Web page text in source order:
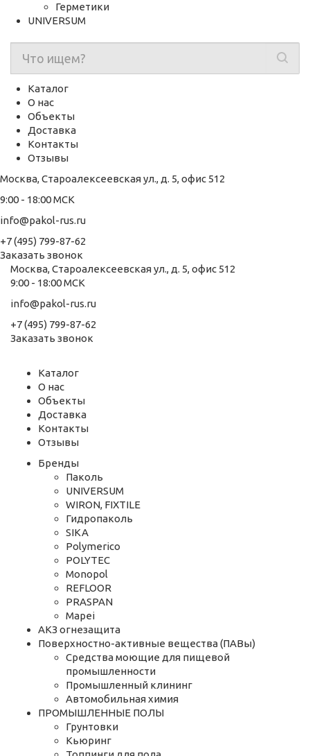
Герметики
UNIVERSUM
Каталог
О нас
Объекты
Доставка
Контакты
Отзывы
Москва, Староалексеевская ул., д. 5, офис 512
9:00 - 18:00 МСК
info@pakol-rus.ru
+7 (495) 799-87-62
Заказать звонок
Москва, Староалексеевская ул., д. 5, офис 512
9:00 - 18:00 МСК
info@pakol-rus.ru
+7 (495) 799-87-62
Заказать звонок
Каталог
О нас
Объекты
Доставка
Контакты
Отзывы
Бренды
Паколь
UNIVERSUM
WIRON, FIXTILE
Гидропаколь
SIKA
Polymerico
POLYTEC
Monopol
REFLOOR
PRASPAN
Mapei
АКЗ огнезащита
Поверхностно-активные вещества (ПАВы)
Средства моющие для пищевой
промышленности
Промышленный клининг
Автомобильная химия
ПРОМЫШЛЕННЫЕ ПОЛЫ
Грунтовки
Кьюринг